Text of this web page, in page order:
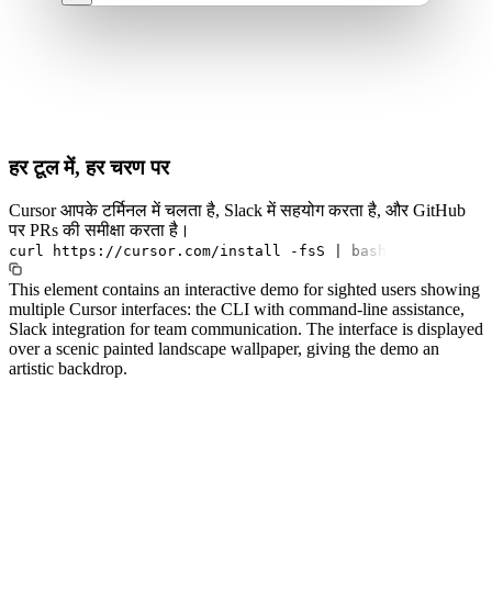
हर टूल में, हर चरण पर
Cursor आपके टर्मिनल में चलता है, Slack में सहयोग करता है, और GitHub
पर PRs की समीक्षा करता है।
curl https://cursor.com/install -fsS bash
This element contains an interactive demo for sighted users showing
multiple Cursor interfaces: the CLI with command-line assistance,
Slack integration for team communication. The interface is displayed
over a scenic painted landscape wallpaper, giving the demo an
artistic backdrop.